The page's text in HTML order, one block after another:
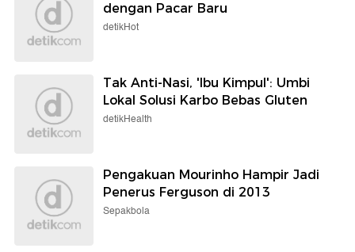
dengan Pacar Baru
detikHot
Tak Anti-Nasi, 'Ibu Kimpul': Umbi
Lokal Solusi Karbo Bebas Gluten
detikHealth
Pengakuan Mourinho Hampir Jadi
Penerus Ferguson di 2013
Sepakbola